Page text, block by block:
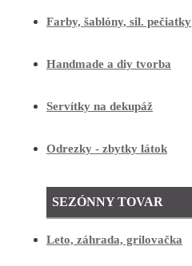
Farby, šablóny, sil. pečiatky
Handmade a diy tvorba
Servítky na dekupáž
Odrezky - zbytky látok
SEZÓNNY TOVAR
Leto, záhrada, grilovačka